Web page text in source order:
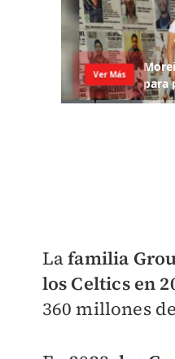
Lafamilia
los Celtics en
360 millones